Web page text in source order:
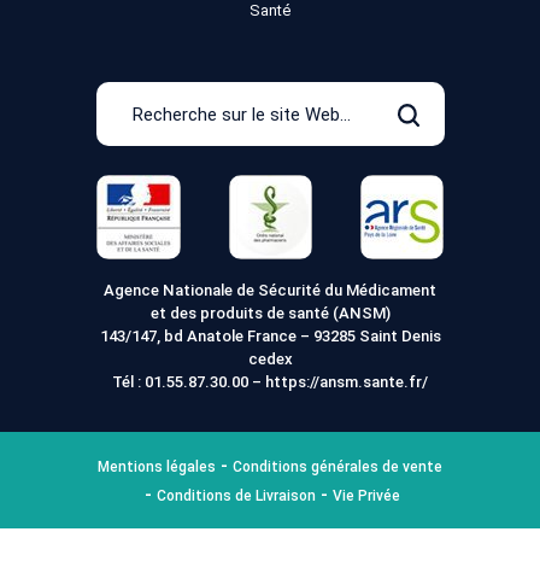
Santé
Recherche
le
site
Web
Rechercher
Agence Nationale de Sécurité du Médicament
et des produits de santé (ANSM)
143/147, bd Anatole France – 93285 Saint Denis
cedex
Tél : 01.55.87.30.00 – https://ansm.sante.fr/
Mentions légales
Conditions générales de vente
Conditions de Livraison
Vie Privée